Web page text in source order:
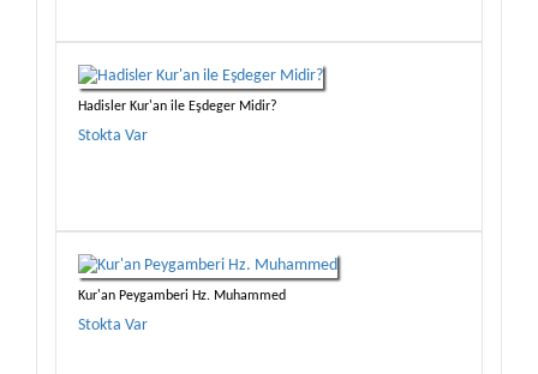
Hadisler Kur'an ile Eşdeger Midir?
Stokta Var
Kur'an Peygamberi Hz. Muhammed
Stokta Var